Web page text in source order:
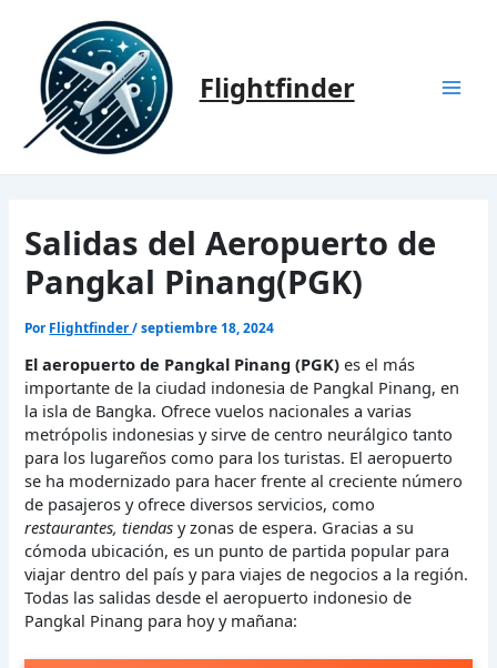
contenido
Flightfinder
Salidas del Aeropuerto de
Pangkal Pinang(PGK)
Por Flightfinder/septiembre 18, 2024
El aeropuerto de Pangkal Pinang (PGK) es el más
importante de la ciudad indonesia de Pangkal Pinang, en
la isla de Bangka. Ofrece vuelos nacionales a varias
metrópolis indonesias y sirve de centro neurálgico tanto
para los lugareños como para los turistas. El aeropuerto
se ha modernizado para hacer frente al creciente número
de pasajeros y ofrece diversos servicios, como
restaurantes, tiendas y zonas de espera. Gracias a su
cómoda ubicación, es un punto de partida popular para
viajar dentro del país y para viajes de negocios a la región.
Todas las salidas desde el aeropuerto indonesio de
Pangkal Pinang para hoy y mañana: